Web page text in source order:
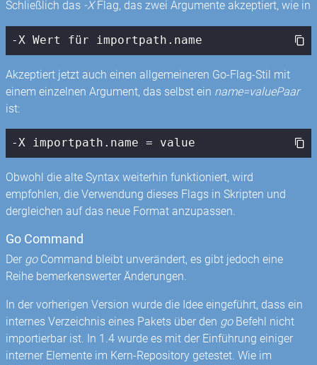
Schließlich das -XFlag, das zwei Argumente akzeptiert, wie in
-X Wert für importpath.name
Akzeptiert jetzt auch einen allgemeineren Go-Flag-Stil mit
einem einzelnen Argument, das selbst ein name=valuePaar
ist:
-X importpath.name = value
Obwohl die alte Syntax weiterhin funktioniert, wird
empfohlen, die Verwendung dieses Flags in Skripten und
dergleichen auf das neue Format anzupassen.
Go Command
Der goCommand bleibt unverändert, es gibt jedoch eine
Reihe bemerkenswerter Änderungen.
In der vorherigen Version wurde die Idee eingeführt, dass ein
internes Verzeichnis eines Pakets über den goBefehl nicht
importierbar ist. In 1.4 wurde es mit der Einführung einiger
interner Elemente im Kern-Repository getestet. Wie im